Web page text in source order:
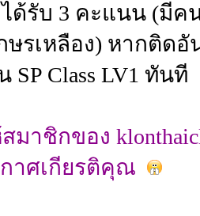
ด้รับ 3 คะแนน (มี
ษรเหลือง) หากติด
SP Class LV1 ทันที
าชิกของ
าศเกียรติคุณ